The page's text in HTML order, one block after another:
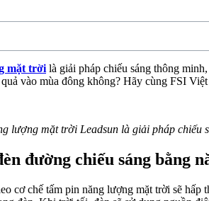
mặt trời là giải pháp chiếu sáng thông
vào mùa đông không? Hãy cùng FSI
lượng mặt trời Leadsun là giải pháp chiếu
đường chiếu sáng bằng
cơ chế tấm pin năng lượng mặt trời sẽ hấp